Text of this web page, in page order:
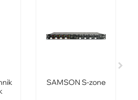
SAMSON S-zone